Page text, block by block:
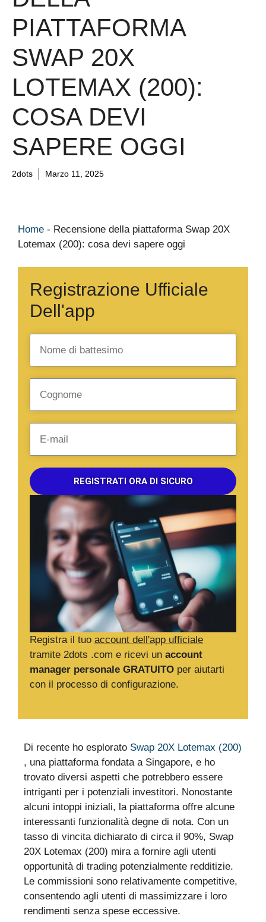
PIATTAFORMA
SWAP 20X
LOTEMAX (200):
COSA DEVI
SAPERE OGGI
2dots Marzo 11, 2025
Home - Recensione della piattaforma Swap 20X
Lotemax (200): cosa devi sapere oggi
Registra il tuo account dell'app ufficiale
tramite 2dots .com e ricevi un account
manager personale GRATUITO per aiutarti
con il processo di configurazione.
Registrazione Ufficiale
Dell'app
REGISTRATI ORA DI SICURO
Di recente ho esplorato Swap 20X Lotemax (200)
, una piattaforma fondata a Singapore, e ho
trovato diversi aspetti che potrebbero essere
intriganti per i potenziali investitori. Nonostante
alcuni intoppi iniziali, la piattaforma offre alcune
interessanti funzionalità degne di nota. Con un
tasso di vincita dichiarato di circa il 90%, Swap
20X Lotemax (200) mira a fornire agli utenti
opportunità di trading potenzialmente redditizie.
Le commissioni sono relativamente competitive,
consentendo agli utenti di massimizzare i loro
rendimenti senza spese eccessive.